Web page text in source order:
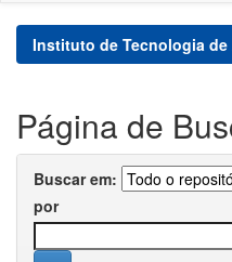
Instituto de Tecnologia
Página de
Buscar em:
por